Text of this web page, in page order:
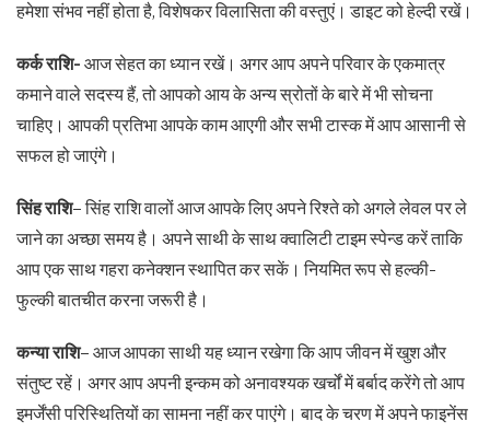
हमेशा संभव नहीं होता है, विशेषकर विलासिता की वस्तुएं। डाइट को हेल्दी रखें।
कर्क राशि- आज सेहत का ध्यान रखें। अगर आप अपने परिवार के एकमात्र
कमाने वाले सदस्य हैं, तो आपको आय के अन्य स्रोतों के बारे में भी सोचना
चाहिए। आपकी प्रतिभा आपके काम आएगी और सभी टास्क में आप आसानी से
सफल हो जाएंगे।
सिंह राशि– सिंह राशि वालों आज आपके लिए अपने रिश्ते को अगले लेवल पर ले
जाने का अच्छा समय है। अपने साथी के साथ क्वालिटी टाइम स्पेन्ड करें ताकि
आप एक साथ गहरा कनेक्शन स्थापित कर सकें। नियमित रूप से हल्की-
फुल्की बातचीत करना जरूरी है।
कन्या राशि– आज आपका साथी यह ध्यान रखेगा कि आप जीवन में खुश और
संतुष्ट रहें। अगर आप अपनी इन्कम को अनावश्यक खर्चों में बर्बाद करेंगे तो आप
इमर्जेंसी परिस्थितियों का सामना नहीं कर पाएंगे। बाद के चरण में अपने फाइनेंस